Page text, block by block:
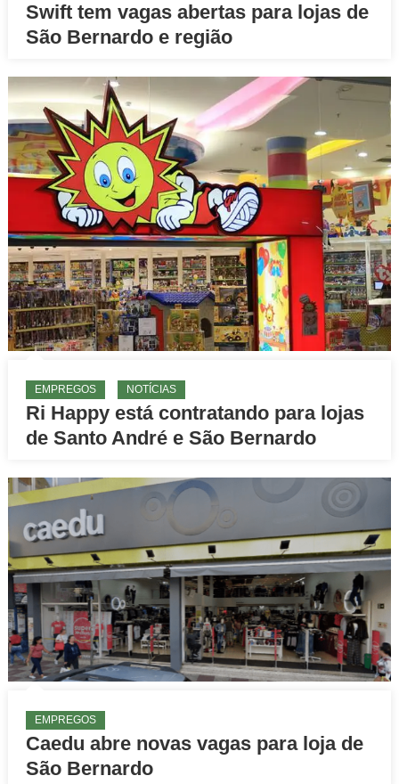
Swift tem vagas abertas para lojas de
São Bernardo e região
EMPREGOS NOTÍCIAS
Ri Happy está contratando para lojas
de Santo André e São Bernardo
EMPREGOS
Caedu abre novas vagas para loja de
São Bernardo